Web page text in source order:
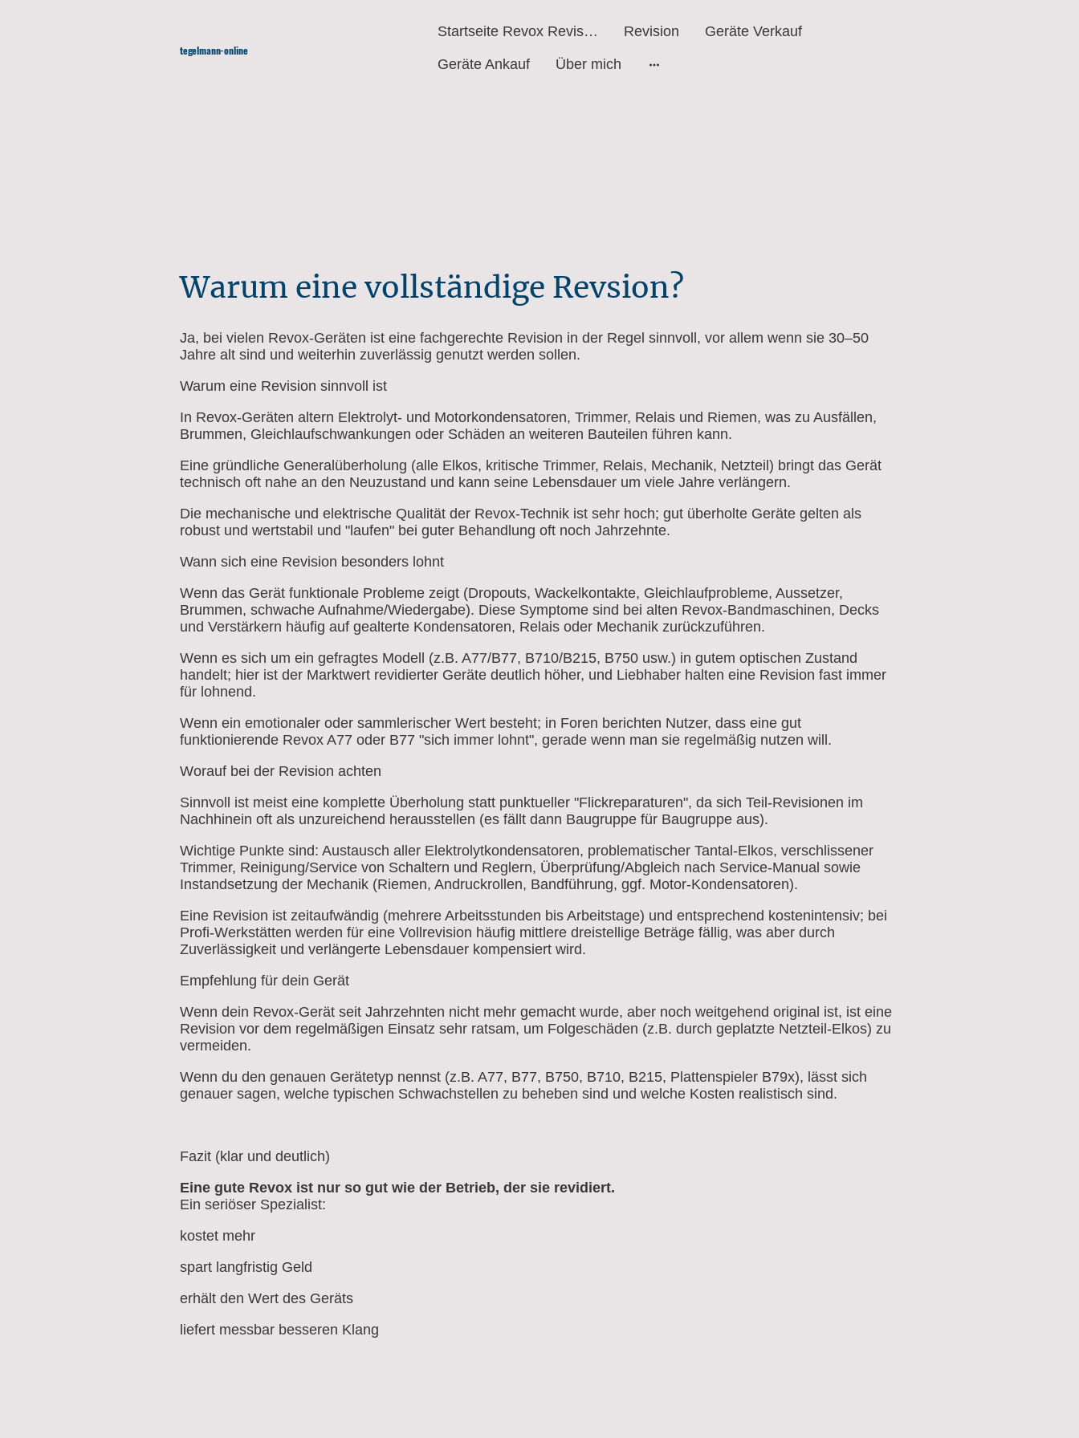
tegelmann-online
Startseite Revox Revision Verkauf Revision Geräte Verkauf
Geräte Ankauf Über mich
Warum eine vollständige Revsion?
Ja, bei vielen Revox-Geräten ist eine fachgerechte Revision in der Regel sinnvoll, vor allem wenn sie 30–50
Jahre alt sind und weiterhin zuverlässig genutzt werden sollen.
Warum eine Revision sinnvoll ist
In Revox-Geräten altern Elektrolyt- und Motorkondensatoren, Trimmer, Relais und Riemen, was zu Ausfällen,
Brummen, Gleichlaufschwankungen oder Schäden an weiteren Bauteilen führen kann.
Eine gründliche Generalüberholung (alle Elkos, kritische Trimmer, Relais, Mechanik, Netzteil) bringt das Gerät
technisch oft nahe an den Neuzustand und kann seine Lebensdauer um viele Jahre verlängern.
Die mechanische und elektrische Qualität der Revox-Technik ist sehr hoch; gut überholte Geräte gelten als
robust und wertstabil und "laufen" bei guter Behandlung oft noch Jahrzehnte.
Wann sich eine Revision besonders lohnt
Wenn das Gerät funktionale Probleme zeigt (Dropouts, Wackelkontakte, Gleichlaufprobleme, Aussetzer,
Brummen, schwache Aufnahme/Wiedergabe). Diese Symptome sind bei alten Revox-Bandmaschinen, Decks
und Verstärkern häufig auf gealterte Kondensatoren, Relais oder Mechanik zurückzuführen.
Wenn es sich um ein gefragtes Modell (z.B. A77/B77, B710/B215, B750 usw.) in gutem optischen Zustand
handelt; hier ist der Marktwert revidierter Geräte deutlich höher, und Liebhaber halten eine Revision fast immer
für lohnend.
Wenn ein emotionaler oder sammlerischer Wert besteht; in Foren berichten Nutzer, dass eine gut
funktionierende Revox A77 oder B77 "sich immer lohnt", gerade wenn man sie regelmäßig nutzen will.
Worauf bei der Revision achten
Sinnvoll ist meist eine komplette Überholung statt punktueller "Flickreparaturen", da sich Teil-Revisionen im
Nachhinein oft als unzureichend herausstellen (es fällt dann Baugruppe für Baugruppe aus).
Wichtige Punkte sind: Austausch aller Elektrolytkondensatoren, problematischer Tantal-Elkos, verschlissener
Trimmer, Reinigung/Service von Schaltern und Reglern, Überprüfung/Abgleich nach Service-Manual sowie
Instandsetzung der Mechanik (Riemen, Andruckrollen, Bandführung, ggf. Motor-Kondensatoren).
Eine Revision ist zeitaufwändig (mehrere Arbeitsstunden bis Arbeitstage) und entsprechend kostenintensiv; bei
Profi-Werkstätten werden für eine Vollrevision häufig mittlere dreistellige Beträge fällig, was aber durch
Zuverlässigkeit und verlängerte Lebensdauer kompensiert wird.
Empfehlung für dein Gerät
Wenn dein Revox-Gerät seit Jahrzehnten nicht mehr gemacht wurde, aber noch weitgehend original ist, ist eine
Revision vor dem regelmäßigen Einsatz sehr ratsam, um Folgeschäden (z.B. durch geplatzte Netzteil-Elkos) zu
vermeiden.
Wenn du den genauen Gerätetyp nennst (z.B. A77, B77, B750, B710, B215, Plattenspieler B79x), lässt sich
genauer sagen, welche typischen Schwachstellen zu beheben sind und welche Kosten realistisch sind.
Fazit (klar und deutlich)
Eine gute Revox ist nur so gut wie der Betrieb, der sie revidiert.
Ein seriöser Spezialist:
kostet mehr
spart langfristig Geld
erhält den Wert des Geräts
liefert messbar besseren Klang